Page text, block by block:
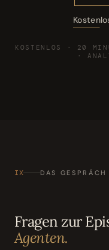
KOSTENLOS · 20
·
IX DAS GESPRÄCH
Fragen zur
Agenten.